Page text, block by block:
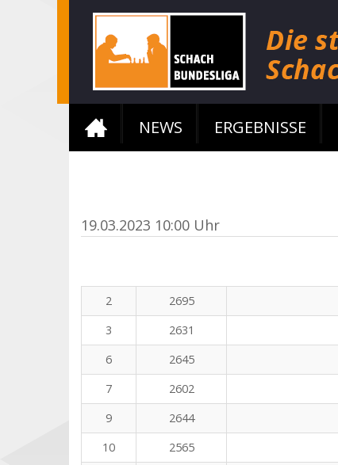
NEWS ERGEBNISSE
19.03.2023 10:00 Uhr
2 2695
3
2631
6
2645
7
2602
9
2644
10
2565